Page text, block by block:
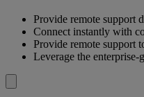
Provide remote support
Connect instantly with
Provide remote support
Leverage the